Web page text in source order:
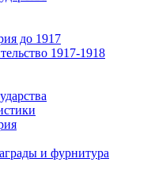
до 1917
1917-1918
и фурнитура